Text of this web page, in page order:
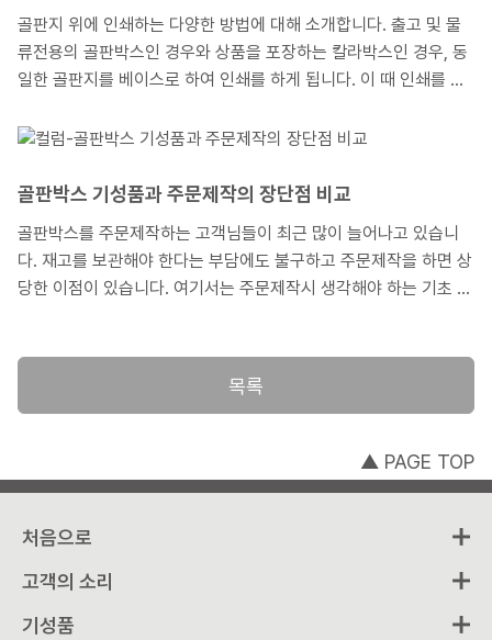
골판지 위에 인쇄하는 다양한 방법에 대해 소개합니다. 출고 및 물
류전용의 골판박스인 경우와 상품을 포장하는 칼라박스인 경우, 동
일한 골판지를 베이스로 하여 인쇄를 하게 됩니다. 이 때 인쇄를 위
대해 자세히 설명해 보도록 하겠습니다.
골판박스 기성품과 주문제작의 장단점 비교
골판박스를 주문제작하는 고객님들이 최근 많이 늘어나고 있습니
다. 재고를 보관해야 한다는 부담에도 불구하고 주문제작을 하면 상
당한 이점이 있습니다. 여기서는 주문제작시 생각해야 하는 기초 지
목록
▲ PAGE TOP
처음으로
고객의 소리
기성품